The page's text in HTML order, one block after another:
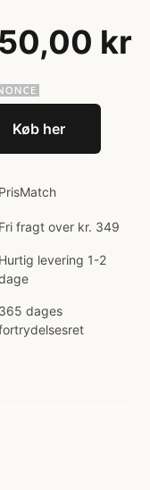
kr
Køb her
PrisMatch
Fri fragt over kr. 349
Hurtig levering 1-2
365 dages